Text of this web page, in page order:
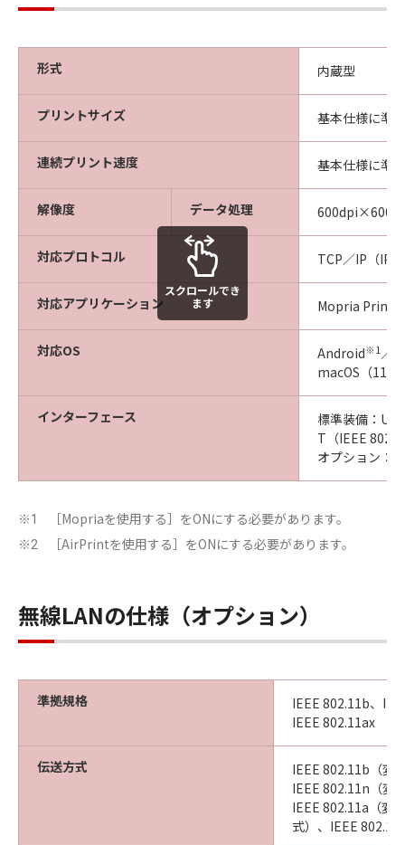
形式 内蔵型
プリントサイズ 基本仕様に準
連続プリント速度 基本仕様に準
解像度 データ処理
対応プロトコル TCP／IP（IPP
対応アプリケーション Mopria Print
対応OS Android※1 ／
macOS（
インターフェース
標準装備：
T（IEEE
オプション：
スクロールでき
ます
※1 ［Mopriaを使用する］をONにする必要があります。
※2 ［AirPrintを使用する］をONにする必要があります。
無線LANの仕様（オプション）
準拠規格
IEEE 802.11b、
IEEE 802.11ax
伝送方式
IEEE 802.11b（変
IEEE 802.11n（変
IEEE 802.11a（変
式）、IEEE